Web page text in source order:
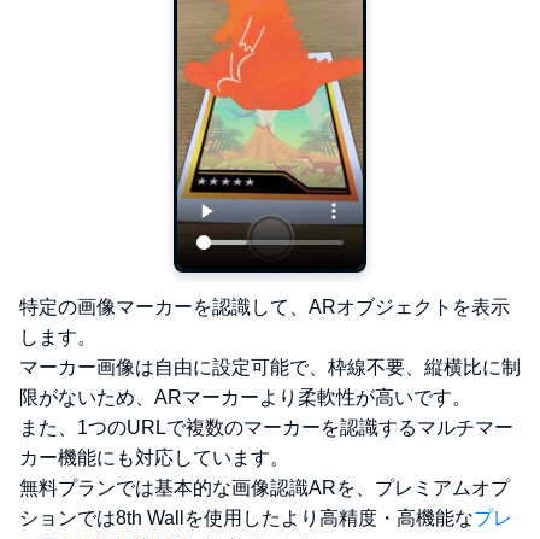
特定の画像マーカーを認識して、ARオブジェクトを表示
します。
マーカー画像は自由に設定可能で、枠線不要、縦横比に制
限がないため、ARマーカーより柔軟性が高いです。
また、1つのURLで複数のマーカーを認識するマルチマー
カー機能にも対応しています。
無料プランでは基本的な画像認識ARを、プレミアムオプ
ションでは8th Wallを使用したより高精度・高機能なプレ